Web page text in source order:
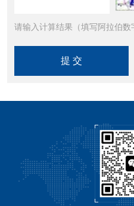
请输入计算结果（填写阿拉伯数